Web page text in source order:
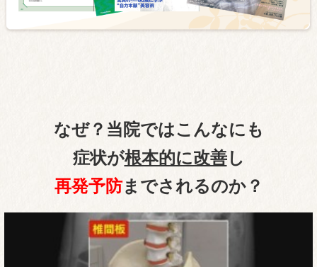
なぜ？当院ではこんなにも
症状が根本的に改善し
再発予防までされるのか？